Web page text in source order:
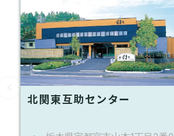
北関東互助センター